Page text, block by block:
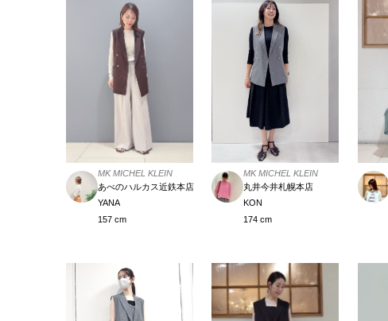
MK MICHEL KLEIN
あべのハルカス近鉄本店
YANA
157 cm
MK MICHEL KLEIN
丸井今井札幌本店
KON
174 cm